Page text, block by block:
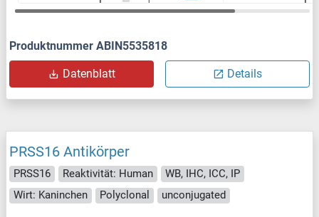
Produktnummer ABIN5535818
Datenblatt Details
PRSS16 Antikörper
PRSS16 Reaktivität: Human
WB, IHC, ICC, IP
Wirt: Kaninchen
Polyclonal unconjugated